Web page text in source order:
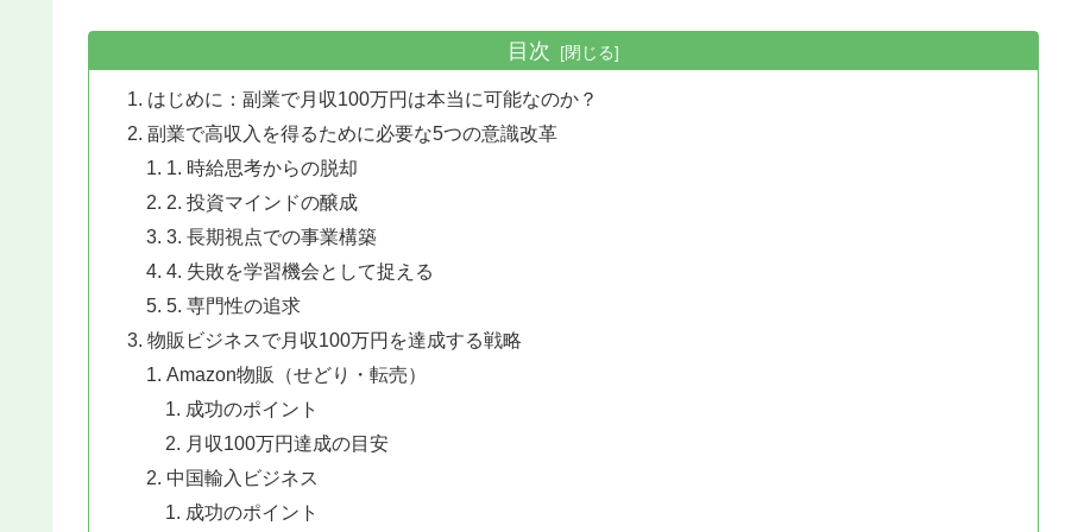
目次
はじめに：副業で月収100万円は本当に可能なのか？
副業で高収入を得るために必要な5つの意識改革
1. 時給思考からの脱却
2. 投資マインドの醸成
3. 長期視点での事業構築
4. 失敗を学習機会として捉える
5. 専門性の追求
物販ビジネスで月収100万円を達成する戦略
Amazon物販（せどり・転売）
成功のポイント
月収100万円達成の目安
中国輸入ビジネス
成功のポイント